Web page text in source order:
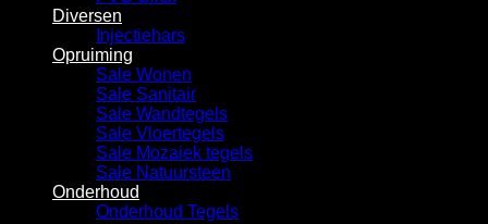
Diversen
Injectiehars
Opruiming
Sale Wonen
Sale Sanitair
Sale Wandtegels
Sale Vloertegels
Sale Mozaiek tegels
Sale Natuursteen
Onderhoud
Onderhoud Tegels